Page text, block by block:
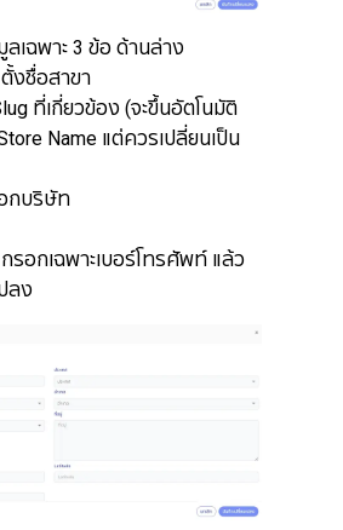
ฉพาะ 3 ข้อ ด้านล่าง
งชื่อสาขา
ที่เกี่ยวข้อง (จะขึ้นอัตโนมัติ
Name แต่ควรเปลี่ยนเป็น
กบริษัท
อกเฉพาะเบอร์โทรศัพท์ แล้ว
ลง